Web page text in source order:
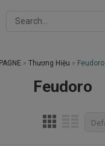
Search
» Thương Hiệu » Feudoro
Feudoro